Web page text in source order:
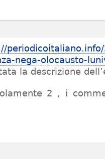
nega-olocausto-
la descrizione
2 , i